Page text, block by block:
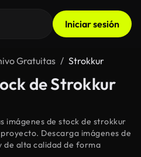
Iniciar sesión
Gratuitas Strokkur
de Strokkur
imágenes de stock de strokkur
Descarga imágenes de
de alta calidad de forma